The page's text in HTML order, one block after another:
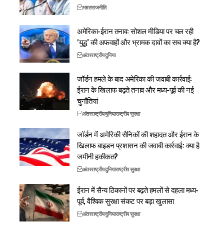
भारतराजनीति
अमेरिका-ईरान तनाव: सोशल मीडिया पर चल रही
‘युद्ध’ की अफवाहों और भ्रामक दावों का सच क्या है?
अंतरराष्ट्रीयदुनिया
जॉर्डन हमले के बाद अमेरिका की जवाबी कार्रवाई:
ईरान के खिलाफ बढ़ते तनाव और मध्य-पूर्व की नई
चुनौतियां
अंतरराष्ट्रीयदुनियाराष्ट्रीय सुरक्षा
जॉर्डन में अमेरिकी सैनिकों की शहादत और ईरान के
खिलाफ बाइडन प्रशासन की जवाबी कार्रवाई: क्या है
जमीनी हकीकत?
अंतरराष्ट्रीयदुनियाराष्ट्रीय सुरक्षा
ईरान में सैन्य ठिकानों पर बढ़ते हमलों से दहला मध्य-
पूर्व, वैश्विक सुरक्षा संकट पर बड़ा खुलासा
अंतरराष्ट्रीयदुनियाराष्ट्रीय सुरक्षा